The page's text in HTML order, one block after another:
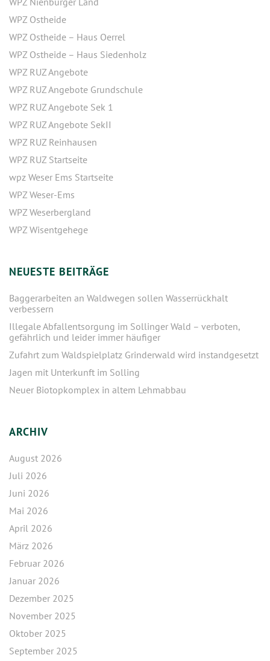
WPZ Ostheide
WPZ Ostheide – Haus Oerrel
WPZ Ostheide – Haus Siedenholz
WPZ RUZ Angebote
WPZ RUZ Angebote Grundschule
WPZ RUZ Angebote Sek 1
WPZ RUZ Angebote SekII
WPZ RUZ Reinhausen
WPZ RUZ Startseite
wpz Weser Ems Startseite
WPZ Weser-Ems
WPZ Weserbergland
WPZ Wisentgehege
NEUESTE BEITRÄGE
Baggerarbeiten an Waldwegen sollen Wasserrückhalt
verbessern
Illegale Abfallentsorgung im Sollinger Wald – verboten,
gefährlich und leider immer häufiger
Zufahrt zum Waldspielplatz Grinderwald wird instandgesetzt
Jagen mit Unterkunft im Solling
Neuer Biotopkomplex in altem Lehmabbau
ARCHIV
August 2026
Juli 2026
Juni 2026
Mai 2026
April 2026
März 2026
Februar 2026
Januar 2026
Dezember 2025
November 2025
Oktober 2025
September 2025